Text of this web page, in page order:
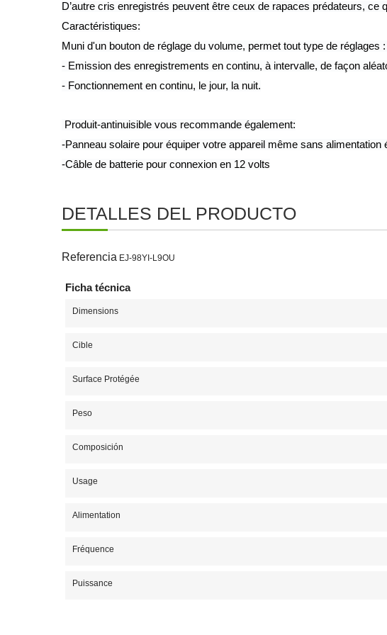
D’autre cris enregistrés peuvent être ceux de rapaces prédateurs,
Caractéristiques:
Muni d'un bouton de réglage du volume, permet tout type de réglages :
- Emission des enregistrements en continu, à intervalle, de façon
- Fonctionnement en continu, le jour, la nuit.
Produit-antinuisible vous recommande également:
-Panneau solaire pour équiper votre appareil même sans alimentation
-Câble de batterie pour connexion en 12 volts
DETALLES DEL PRODUCTO
Referencia EJ-98YI-L9OU
Ficha técnica
Dimensions
Cible
Surface Protégée
Peso
Composición
Usage
Alimentation
Fréquence
Puissance